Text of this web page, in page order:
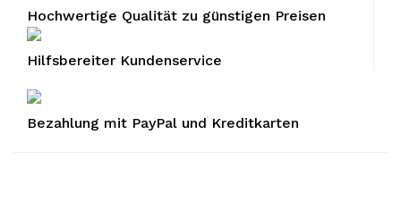
Hochwertige Qualität zu günstigen Preisen
Hilfsbereiter Kundenservice
Bezahlung mit PayPal und Kreditkarten